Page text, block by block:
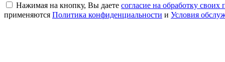
Нажимая на кнопку, Вы даете согласие на обработку
применяются Политика конфиденциальности и Условия